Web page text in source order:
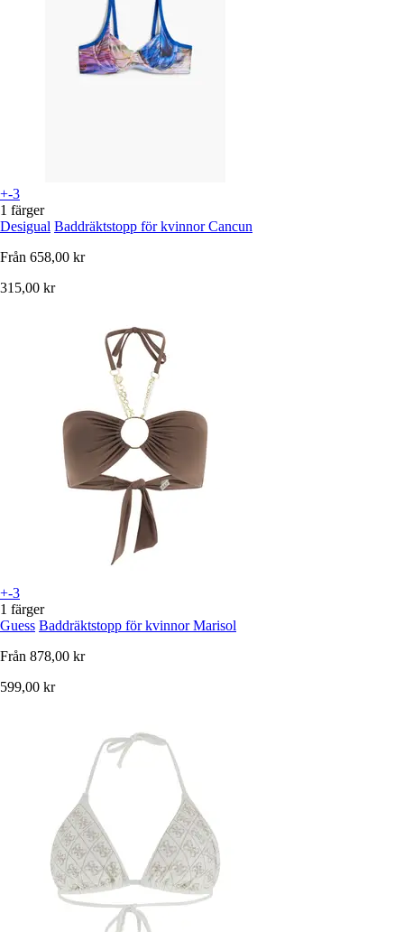
+-3
1 färger
Desigual Baddräktstopp för kvinnor Cancun
Från 658,00 kr
315,00 kr
+-3
1 färger
Guess Baddräktstopp för kvinnor Marisol
Från 878,00 kr
599,00 kr